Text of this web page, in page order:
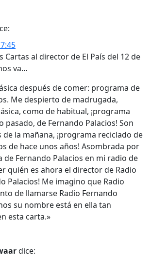
Cartas al director de El País del 12 de
va…
después de comer: programa de
Me despierto de madrugada,
como de habitual, ¡programa
pasado, de Fernando Palacios! Son
de la mañana, ¡programa reciclado de
de hace unos años! Asombrada por
de Fernando Palacios en mi radio de
quién es ahora el director de Radio
Palacios! Me imagino que Radio
de llamarse Radio Fernando
su nombre está en ella tan
esta carta.»
dice: